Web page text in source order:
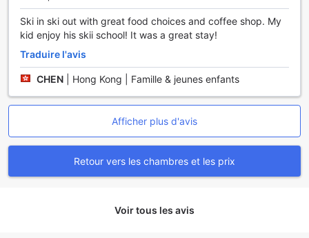
place ou dans les environs, les anciens clients les ayant
jugé meilleures que 94 % des autres hébergements de la
ville.
Ski in ski out with great food choices and coffee shop. My
kid enjoy his skii school! It was a great stay!
Traduire l'avis
CHEN Hong Kong | Famille & jeunes enfants
Afficher plus d'avis
Retour vers les chambres et les prix
Voir tous les avis